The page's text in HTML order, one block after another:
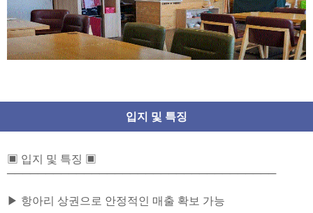
입지 및 특징
▣ 입지 및 특징 ▣
───────────────────────────────────
▶ 항아리 상권으로 안정적인 매출 확보 가능